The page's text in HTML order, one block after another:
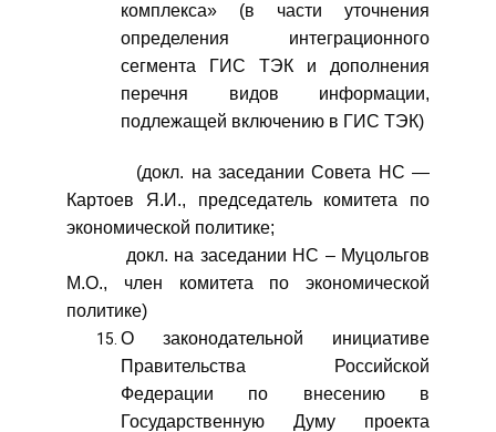
комплекса» (в части уточнения
определения интеграционного
сегмента ГИС ТЭК и дополнения
перечня видов информации,
подлежащей включению в ГИС ТЭК)
(докл. на заседании Совета НС —
Картоев Я.И., председатель комитета по
экономической политике;
докл. на заседании НС – Муцольгов
М.О., член комитета по экономической
политике)
О законодательной инициативе
Правительства Российской
Федерации по внесению в
Государственную Думу проекта